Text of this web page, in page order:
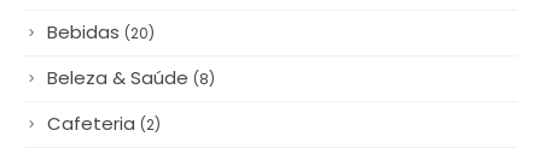
Bebidas (20)
Beleza & Saúde (8)
Cafeteria (2)